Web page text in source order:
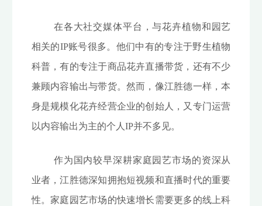
在各大社交媒体平台，与花卉植物和园艺
相关的IP账号很多。他们中有的专注于野生植物
科普，有的专注于商品花卉直播带货，还有不少
兼顾内容输出与带货。然而，像江胜德一样，本
身是规模化花卉经营企业的创始人，又专门运营
以内容输出为主的个人IP并不多见。
作为国内较早深耕家庭园艺市场的资深从
业者，江胜德深知拥抱短视频和直播时代的重要
性。家庭园艺市场的快速增长需要更多的线上科